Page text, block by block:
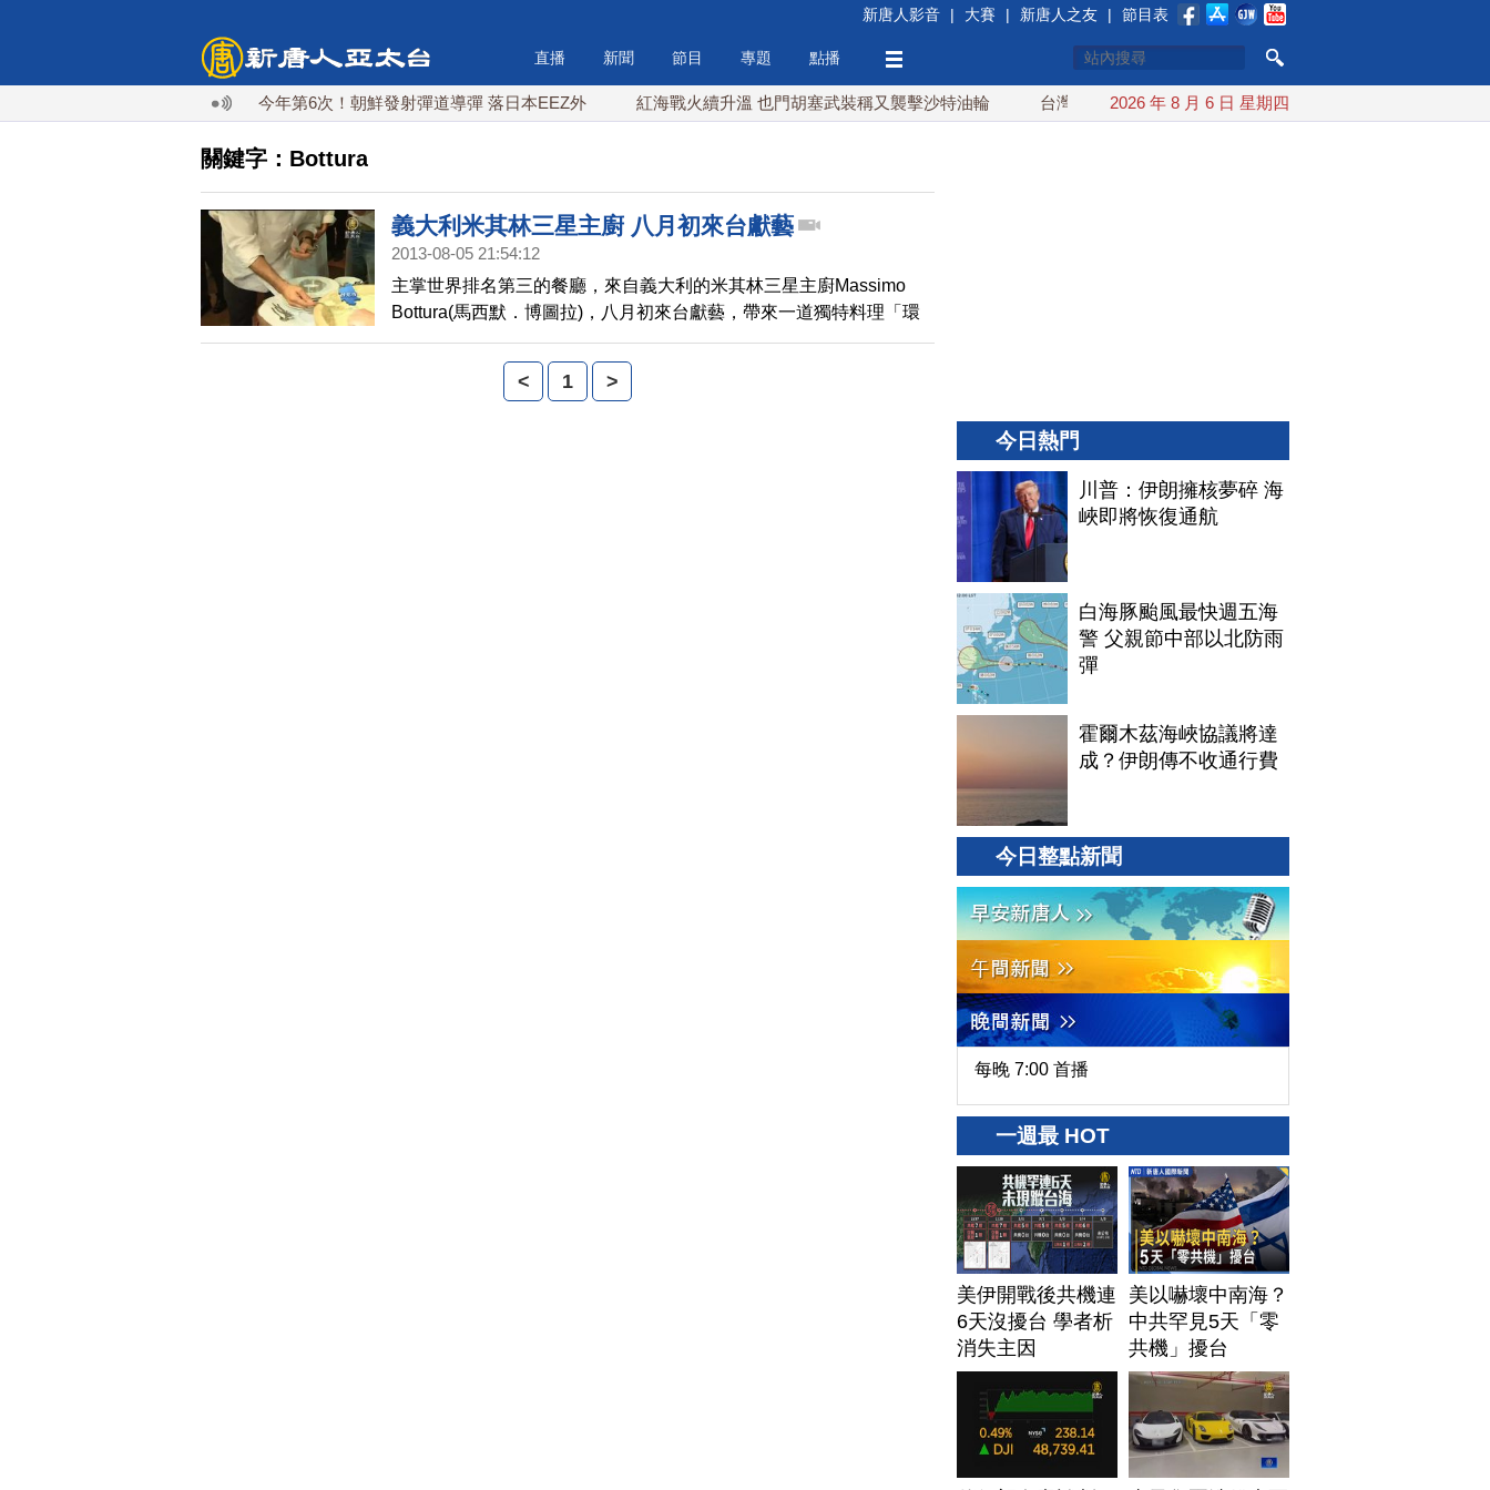
新唐人影音 | 大賽 | 新唐人之友 | 節目表
直播 新聞 節目 專題 點播
今年第6次！朝鮮發射彈道導彈 落日本EEZ外 紅海戰火續升溫 也門胡塞武裝稱又襲擊沙特油輪 台灣漢光演習 賴清德搭裝甲車進駐衡山指揮所
2026 年 8 月 6 日 星期四
關鍵字：Bottura
義大利米其林三星主廚 八月初來台獻藝
2013-08-05 21:54:12
主掌世界排名第三的餐廳，來自義大利的米其林三星主廚Massimo
Bottura(馬西默．博圖拉)，八月初來台獻藝，帶來一道獨特料理「環
遊全世界」。將牛舌包裹在竹炭饅頭當中，再搭配來自世界各地的醬
料，光是看這位大廚料理的過程就讓人口水直流。
< 1 >
今日熱門
川普：伊朗擁核夢碎 海
峽即將恢復通航
白海豚颱風最快週五海
警 父親節中部以北防雨
彈
霍爾木茲海峽協議將達
成？伊朗傳不收通行費
今日整點新聞
每晚 7:00 首播
一週最 HOT
美伊開戰後共機連
6天沒擾台 學者析
消失主因
美以嚇壞中南海？
中共罕見5天「零
共機」擾台